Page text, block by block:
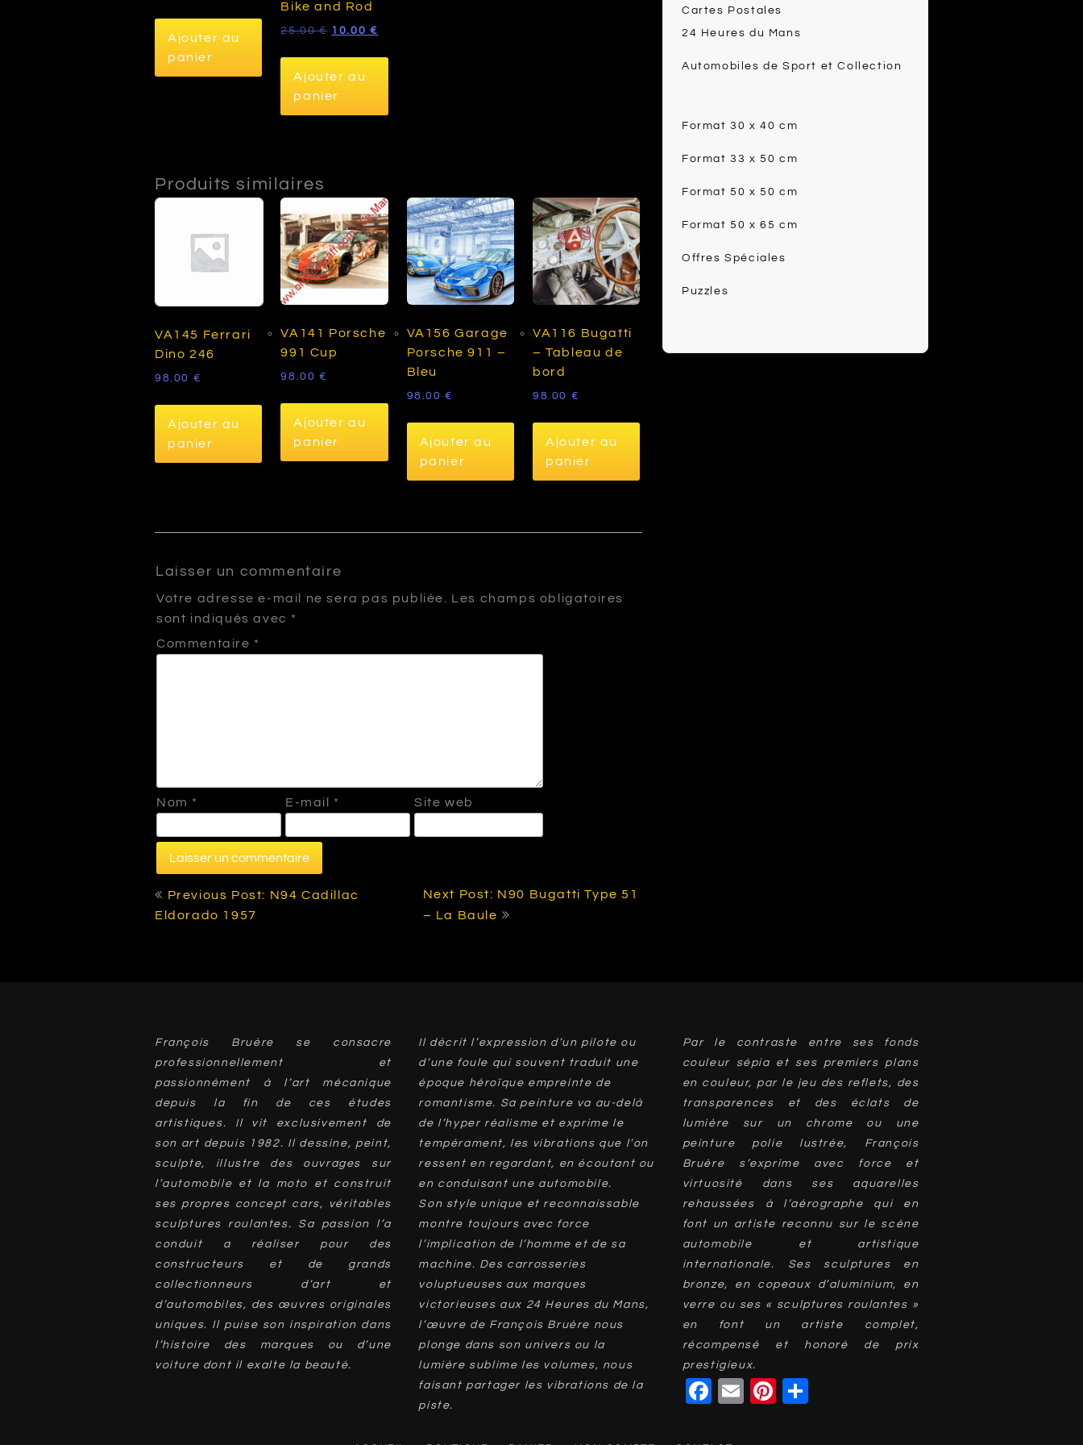
Ajouter au
panier
Bike and Rod
25.00€ Le
était :
25.00 €.
10.00 €
actuel
Ajouter au
panier
Produits similaires
VA145 Ferrari
Dino 246
98.00 €
Ajouter au
panier
VA141 Porsche
991 Cup
98.00 €
Ajouter au
panier
VA156 Garage
Porsche 911 –
Bleu
98.00€
Ajouter au
panier
VA116 Bugatti
– Tableau de
bord
98.00 €
Ajouter au
panier
Laisser un commentaire
Votre adresse e-mail ne sera pas publiée.
Les champs obligatoires
sont indiqués avec *
Commentaire *
Nom * E-mail * Site web
Navigation
de
Previous Post: N94 Cadillac
Eldorado 1957
Next Post: N90 Bugatti Type 51
– La Baule
Cartes Postales
24 Heures du Mans
Automobiles de Sport et Collection
Format 30 x 40 cm
Format 33 x 50 cm
Format 50 x 50 cm
Format 50 x 65 cm
Offres Spéciales
Puzzles
François Bruère se consacre
professionnellement et
passionnément à l’art mécanique
depuis la fin de ces études
artistiques. Il vit exclusivement de
son art depuis 1982. Il dessine, peint,
sculpte, illustre des ouvrages sur
l’automobile et la moto et construit
ses propres concept cars, véritables
sculptures roulantes. Sa passion l’a
conduit a réaliser pour des
constructeurs et de grands
collectionneurs d’art et
d’automobiles, des œuvres originales
uniques. Il puise son inspiration dans
l’histoire des marques ou d’une
voiture dont il exalte la beauté.
Il décrit l’expression d’un pilote ou
d’une foule qui souvent traduit une
époque héroïque empreinte de
romantisme. Sa peinture va au-delà
de l’hyper réalisme et exprime le
tempérament, les vibrations que l’on
ressent en regardant, en écoutant ou
en conduisant une automobile.
Son style unique et reconnaissable
montre toujours avec force
l’implication de l’homme et de sa
machine. Des carrosseries
voluptueuses aux marques
victorieuses aux 24 Heures du Mans,
l’œuvre de François Bruère nous
plonge dans son univers ou la
lumière sublime les volumes, nous
faisant partager les vibrations de la
piste.
Par le contraste entre ses fonds
couleur sépia et ses premiers plans
en couleur, par le jeu des reflets, des
transparences et des éclats de
lumière sur un chrome ou une
peinture polie lustrée, François
Bruère s’exprime avec force et
virtuosité dans ses aquarelles
rehaussées à l’aérographe qui en
font un artiste reconnu sur le scène
automobile et artistique
internationale. Ses sculptures en
bronze, en copeaux d’aluminium, en
verre ou ses « sculptures roulantes »
en font un artiste complet,
récompensé et honoré de prix
prestigieux.
Facebook
EmailPinterest